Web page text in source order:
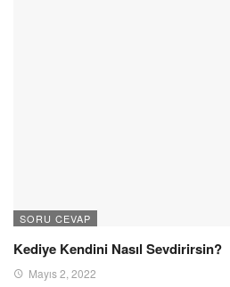
SORU CEVAP
Kediye Kendini Nasıl Sevdirirsin?
Mayıs 2, 2022